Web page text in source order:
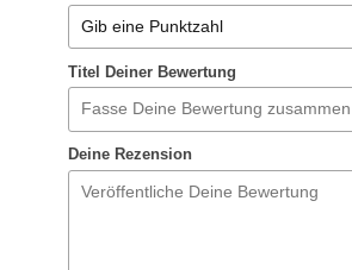
Titel Deiner Bewertung
Deine Rezension